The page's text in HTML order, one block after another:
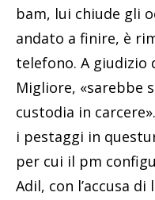
bam, lui chiude gli
andato a finire, è
telefono. A
Migliore, «sarebbe
custodia in
i pestaggi in
per cui il pm
Adil, con l’accusa di